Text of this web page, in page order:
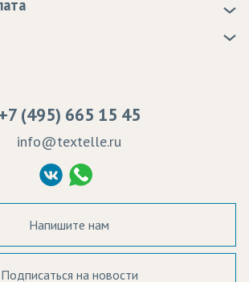
ПД
+7 (495) 665 15 45
info@textelle.ru
Напишите нам
Подписаться на новости